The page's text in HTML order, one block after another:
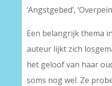
‘Angstgebed’,
Een belangrijk thema
auteur lijkt zich
het geloof van haar
soms nog wel. Ze